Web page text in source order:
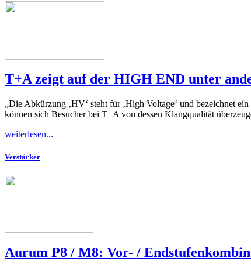
T+A zeigt auf der HIGH END unter
„Die Abkürzung ‚HV‘ steht für ‚High Voltage‘ und bezeichnet
können sich Besucher bei T+A von dessen Klangqualität
weiterlesen...
Verstärker
Aurum P8 / M8: Vor- /